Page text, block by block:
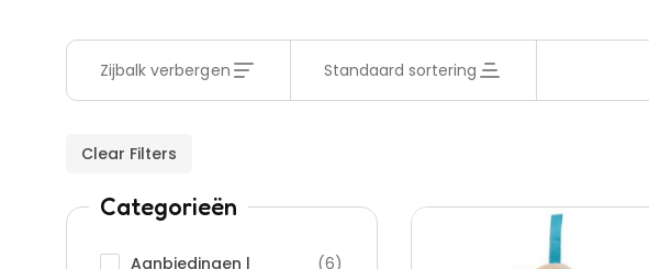
Zijbalk verbergen Standaard sortering
Clear Filters
Categorieën
Aanbiedingen |
(6)